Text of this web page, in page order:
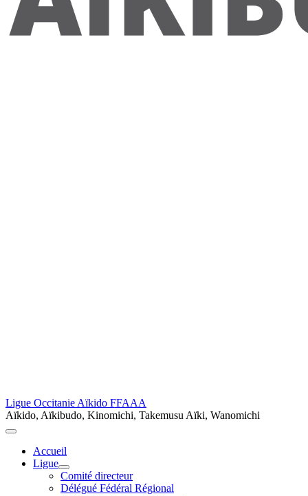
Ligue Occitanie Aïkido FFAAA
Aïkido, Aïkibudo, Kinomichi, Takemusu Aïki, Wanomichi
Accueil
Ligue
Comité directeur
Délégué Fédéral Régional